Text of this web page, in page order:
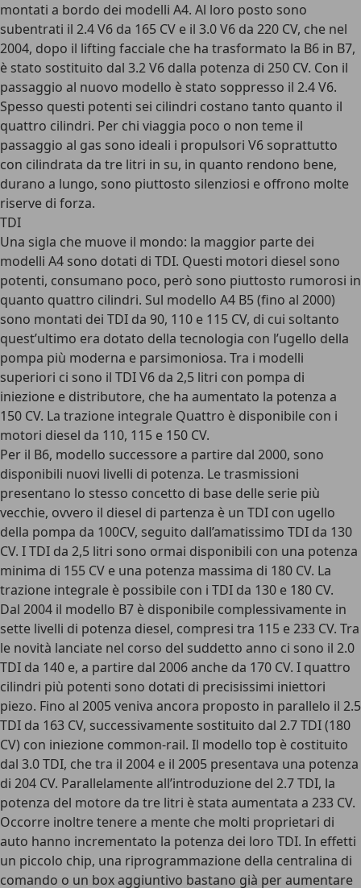
montati a bordo dei modelli A4. Al loro posto sono
subentrati il 2.4 V6 da 165 CV e il 3.0 V6 da 220 CV, che nel
2004, dopo il lifting facciale che ha trasformato la B6 in B7,
è stato sostituito dal 3.2 V6 dalla potenza di 250 CV. Con il
passaggio al nuovo modello è stato soppresso il 2.4 V6.
Spesso questi potenti sei cilindri costano tanto quanto il
quattro cilindri. Per chi viaggia poco o non teme il
passaggio al gas sono ideali i propulsori V6 soprattutto
con cilindrata da tre litri in su, in quanto rendono bene,
durano a lungo, sono piuttosto silenziosi e offrono molte
riserve di forza.
TDI
Una sigla che muove il mondo: la maggior parte dei
modelli A4 sono dotati di TDI. Questi motori diesel sono
potenti, consumano poco, però sono piuttosto rumorosi in
quanto quattro cilindri. Sul modello A4 B5 (fino al 2000)
sono montati dei TDI da 90, 110 e 115 CV, di cui soltanto
quest’ultimo era dotato della tecnologia con l’ugello della
pompa più moderna e parsimoniosa. Tra i modelli
superiori ci sono il TDI V6 da 2,5 litri con pompa di
iniezione e distributore, che ha aumentato la potenza a
150 CV. La trazione integrale Quattro è disponibile con i
motori diesel da 110, 115 e 150 CV.
Per il B6, modello successore a partire dal 2000, sono
disponibili nuovi livelli di potenza. Le trasmissioni
presentano lo stesso concetto di base delle serie più
vecchie, ovvero il diesel di partenza è un TDI con ugello
della pompa da 100CV, seguito dall’amatissimo TDI da 130
CV. I TDI da 2,5 litri sono ormai disponibili con una potenza
minima di 155 CV e una potenza massima di 180 CV. La
trazione integrale è possibile con i TDI da 130 e 180 CV.
Dal 2004 il modello B7 è disponibile complessivamente in
sette livelli di potenza diesel, compresi tra 115 e 233 CV. Tra
le novità lanciate nel corso del suddetto anno ci sono il 2.0
TDI da 140 e, a partire dal 2006 anche da 170 CV. I quattro
cilindri più potenti sono dotati di precisissimi iniettori
piezo. Fino al 2005 veniva ancora proposto in parallelo il 2.5
TDI da 163 CV, successivamente sostituito dal 2.7 TDI (180
CV) con iniezione common-rail. Il modello top è costituito
dal 3.0 TDI, che tra il 2004 e il 2005 presentava una potenza
di 204 CV. Parallelamente all’introduzione del 2.7 TDI, la
potenza del motore da tre litri è stata aumentata a 233 CV.
Occorre inoltre tenere a mente che molti proprietari di
auto hanno incrementato la potenza dei loro TDI. In effetti
un piccolo chip, una riprogrammazione della centralina di
comando o un box aggiuntivo bastano già per aumentare